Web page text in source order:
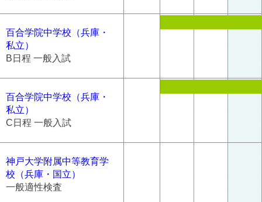
百合学院中学校（兵庫・
私立）
B日程 一般入試
百合学院中学校（兵庫・
私立）
C日程 一般入試
神戸大学附属中等教育学
校（兵庫・国立）
一般適性検査